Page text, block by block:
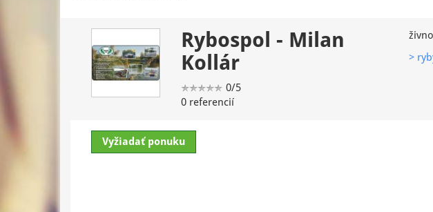
Rybospol - Milan
Kollár
0/5
0 referencií
>
Vyžiadať ponuku